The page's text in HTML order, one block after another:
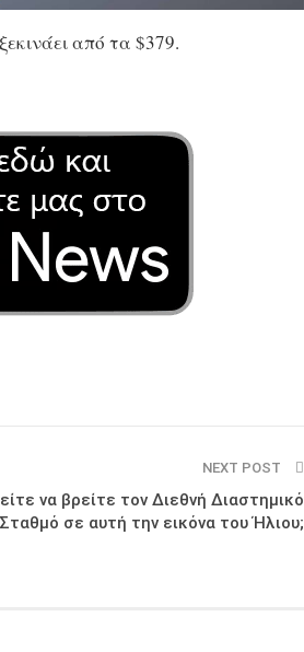
από τα $379.
NEXT POST
να βρείτε τον Διεθνή Διαστημικό
Σταθμό σε αυτή την εικόνα του Ήλιου;